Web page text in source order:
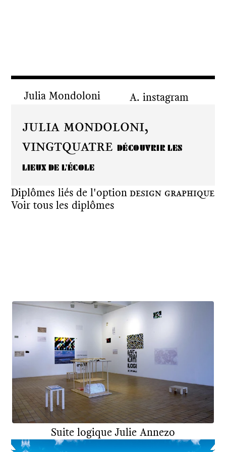
Julia Mondoloni instagram
Julia Mondoloni,
vingtquatre DÉCOUVRIR LES
LIEUX DE L'ÉCOLE
Diplômes liés de l'optionDesign graphique
Voir tous les diplômes
Suite logiqueJulie Annezo
DNSEPCOMMUNICATION VISUELLE 2022